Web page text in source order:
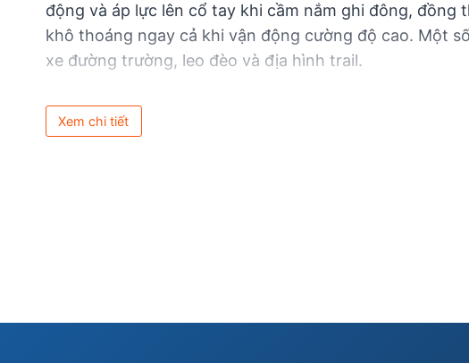
động và áp lực lên cổ tay khi cầm nắm ghi đông,
khô thoáng ngay cả khi vận động cường độ cao. Một
xe đường trường, leo đèo và địa hình trail.
Xem chi tiết